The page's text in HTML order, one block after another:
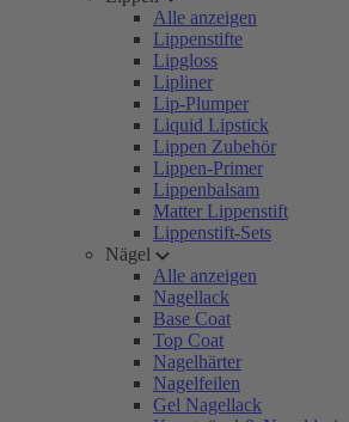
Alle anzeigen
Lippenstifte
Lipgloss
Lipliner
Lip-Plumper
Liquid Lipstick
Lippen Zubehör
Lippen-Primer
Lippenbalsam
Matter Lippenstift
Lippenstift-Sets
Nägel
Alle anzeigen
Nagellack
Base Coat
Top Coat
Nagelhärter
Nagelfeilen
Gel Nagellack